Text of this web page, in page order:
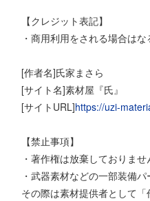
【クレジット表記】
・商用利用をされる場合は
[作者名]氏家まさら
[サイト名]素材屋『氏』
[サイトURL]https://uzi-
【禁止事項】
・著作権は放棄しておりま
・武器素材などの一部装備
その際は素材提供者として